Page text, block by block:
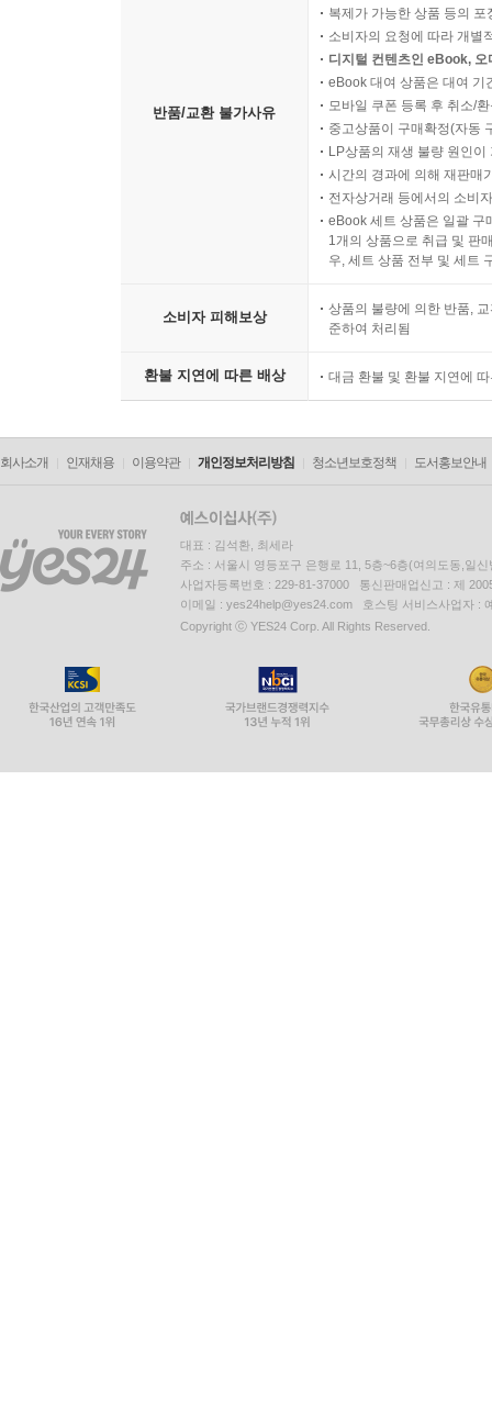
반품/교환 불가사유
복제가 가능한 상품 등의
소비자의 요청에 따라 개별
디지털 컨텐츠인 eBook,
eBook 대여 상품은 대여 기
모바일 쿠폰 등록 후 취소/
중고상품이 구매확정(자동
LP상품의 재생 불량 원인
시간의 경과에 의해 재판매
전자상거래 등에서의 소비
eBook 세트 상품은 일괄 구
1개의 상품으로 취급 및 판
우, 세트 상품 전부 및 세트
소비자 피해보상
상품의 불량에 의한 반품,
준하여 처리됨
환불 지연에 따른 배상 대금 환불 및 환불 지연에
회사소개 인재채용 이용약관 개인정보처리방침 청소년보호정책 도서홍보안내
대표 : 김석환, 최세라
주소 : 서울시 영등포구 은행로 11, 5층~6층(여의도동,일신
사업자등록번호 : 229-81-37000 통신판매업신고 : 제
이메일 : yes24help@yes24.com 호스팅 서비스사업자 :
Copyright ⓒ YES24 Corp. All Rights Reserved.